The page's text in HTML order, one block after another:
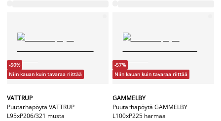
-50%
Niin kauan kuin tavaraa riittää
VATTRUP
Puutarhapöytä VATTRUP
L95xP206/321 musta
-57%
Niin kauan kuin tavaraa riittää
GAMMELBY
Puutarhapöytä GAMMELBY
L100xP225 harmaa